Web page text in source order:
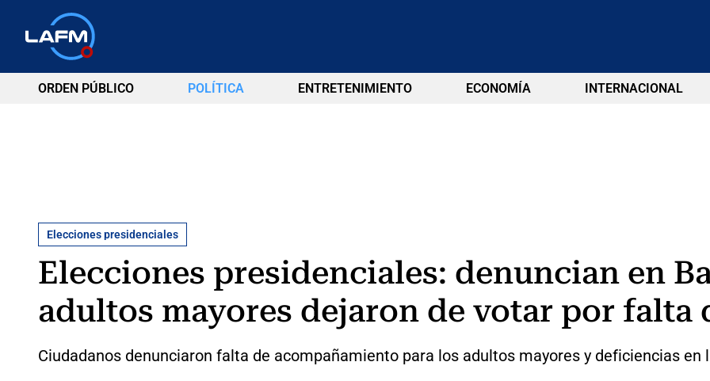
ORDEN PÚBLICO POLÍTICA ENTRETENIMIENTO ECONOMÍA INTERNACIONAL
Elecciones presidenciales
Elecciones presidenciales: denuncian en
adultos mayores dejaron de votar por falta
Ciudadanos denunciaron falta de acompañamiento para los adultos mayores y deficiencias